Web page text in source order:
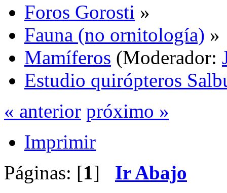
Foros Gorosti »
Fauna (no ornitología) »
Mamíferos (Moderador:
Estudio quirópteros
« anterior próximo »
Imprimir
Páginas: [1] Ir Abajo